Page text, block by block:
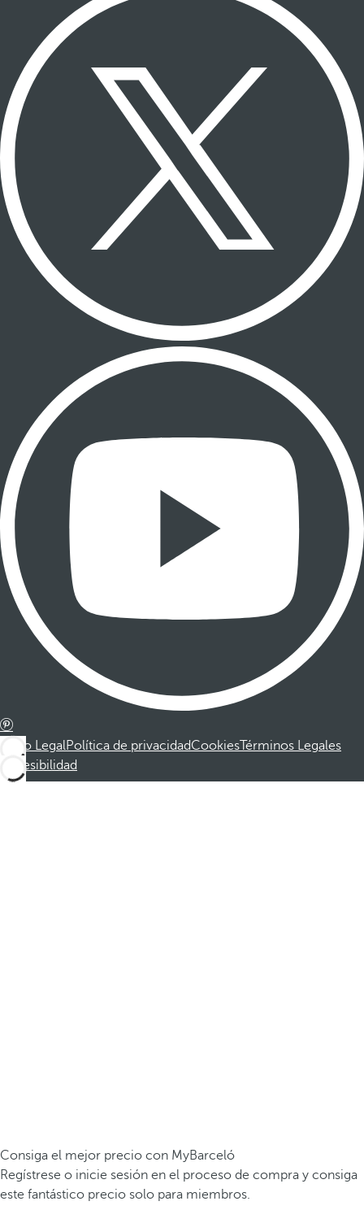
Aviso LegalPolítica de privacidadCookiesTérminos Legales
Accesibilidad
Consiga el mejor precio con MyBarceló
Regístrese o inicie sesión en el proceso de compra y consiga
este fantástico precio solo para miembros.